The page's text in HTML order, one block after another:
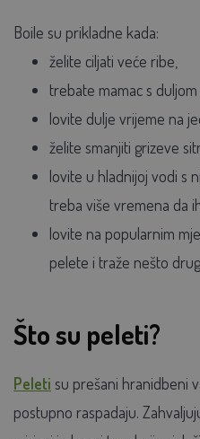
Boile su prikladne kada:
želite ciljati veće ribe,
trebate mamac s duljom
lovite dulje vrijeme na
želite smanjiti grizeve
lovite u hladnijoj vodi s
treba više vremena da
lovite na popularnim
pelete i traže nešto
Što su peleti?
Peleti su prešani hranidbeni
postupno raspadaju.